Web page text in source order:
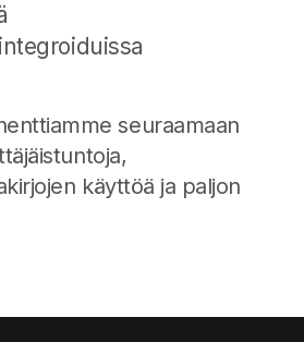
seuraamaan
käyttöä ja paljon